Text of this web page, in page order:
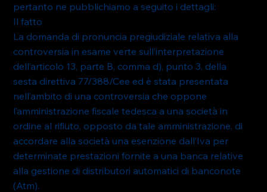
pertanto ne pubblichiamo a seguito i dettagli:
Il fatto
La domanda di pronuncia pregiudiziale relativa alla
controversia in esame verte sull’interpretazione
dell’articolo 13, parte B, comma d), punto 3, della
sesta direttiva 77/388/Cee ed è stata presentata
nell’ambito di una controversia che oppone
l’amministrazione fiscale tedesca a una società in
ordine al rifiuto, opposto da tale amministrazione, di
accordare alla società una esenzione dall’Iva per
determinate prestazioni fornite a una banca relative
alla gestione di distributori automatici di banconote
(Atm).